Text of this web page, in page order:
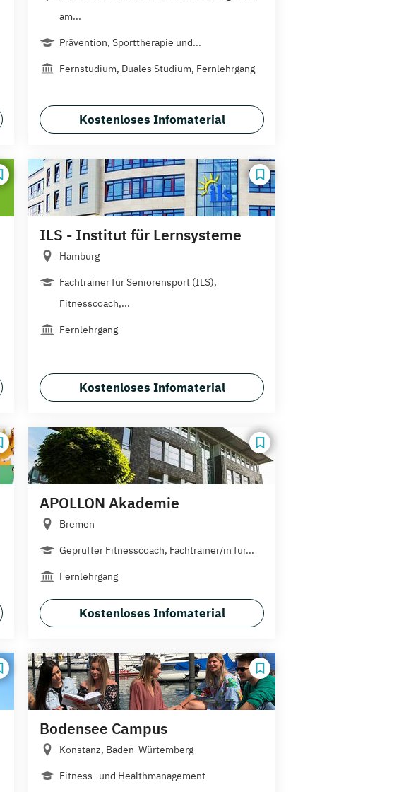
am...
Prävention, Sporttherapie und...
Fernstudium, Duales Studium, Fernlehrgang
Kostenloses Infomaterial
ILS - Institut für Lernsysteme
Hamburg
Fachtrainer für Seniorensport (ILS),
Fitnesscoach,...
Fernlehrgang
Kostenloses Infomaterial
APOLLON Akademie
Bremen
Geprüfter Fitnesscoach, Fachtrainer/in für...
Fernlehrgang
Kostenloses Infomaterial
Bodensee Campus
Konstanz, Baden-Würtemberg
Fitness- und Healthmanagement